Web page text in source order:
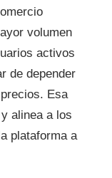
volumen
activos
de depender
Esa
alinea a los
plataforma a